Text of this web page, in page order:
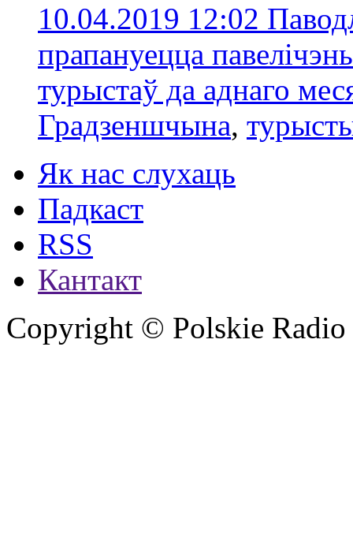
10.04.2019 12:02
прапануецца
турыстаў да аднаго
Градзеншчынa,
Як нас слухаць
Падкаст
RSS
Кантакт
Copyright © Polskie